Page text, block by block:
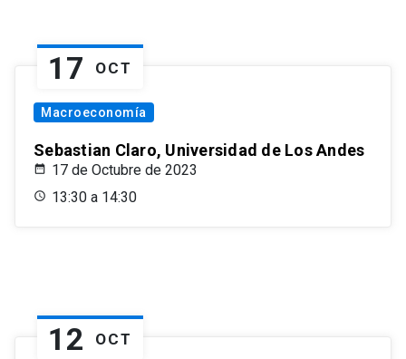
17 OCT
Macroeconomía
Sebastian Claro, Universidad de Los Andes
17 de Octubre de 2023
13:30 a 14:30
12 OCT